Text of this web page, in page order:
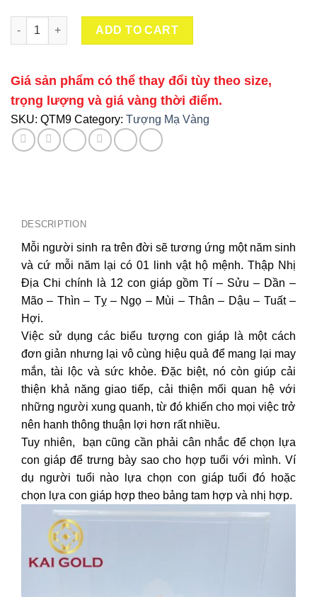
Tượng 12 Con Giáp Thân Mạ Vàng quantity
ADD TO CART
Giá sản phẩm có thể thay đổi tùy theo size,
trọng lượng và giá vàng thời điểm.
SKU: QTM9 Category: Tượng Mạ Vàng
DESCRIPTION
Mỗi người sinh ra trên đời sẽ tương ứng một năm sinh
và cứ mỗi năm lại có 01 linh vật hộ mệnh. Thập Nhị
Địa Chi chính là 12 con giáp gồm Tí – Sửu – Dần –
Mão – Thìn – Tỵ – Ngọ – Mùi – Thân – Dậu – Tuất –
Hợi.
Việc sử dụng các biểu tượng con giáp là một cách
đơn giản nhưng lại vô cùng hiệu quả để mang lại may
mắn, tài lộc và sức khỏe. Đặc biệt, nó còn giúp cải
thiện khả năng giao tiếp, cải thiện mối quan hệ với
những người xung quanh, từ đó khiến cho mọi việc trở
nên hanh thông thuận lợi hơn rất nhiều.
Tuy nhiên, bạn cũng cần phải cân nhắc để chọn lựa
con giáp để trưng bày sao cho hợp tuổi với mình. Ví
dụ người tuổi nào lựa chọn con giáp tuổi đó hoặc
chọn lựa con giáp hợp theo bảng tam hợp và nhị hợp.